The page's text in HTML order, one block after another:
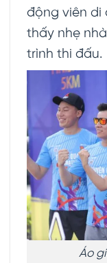
động viên di
thấy nhẹ
trình thi đấu.
Áo